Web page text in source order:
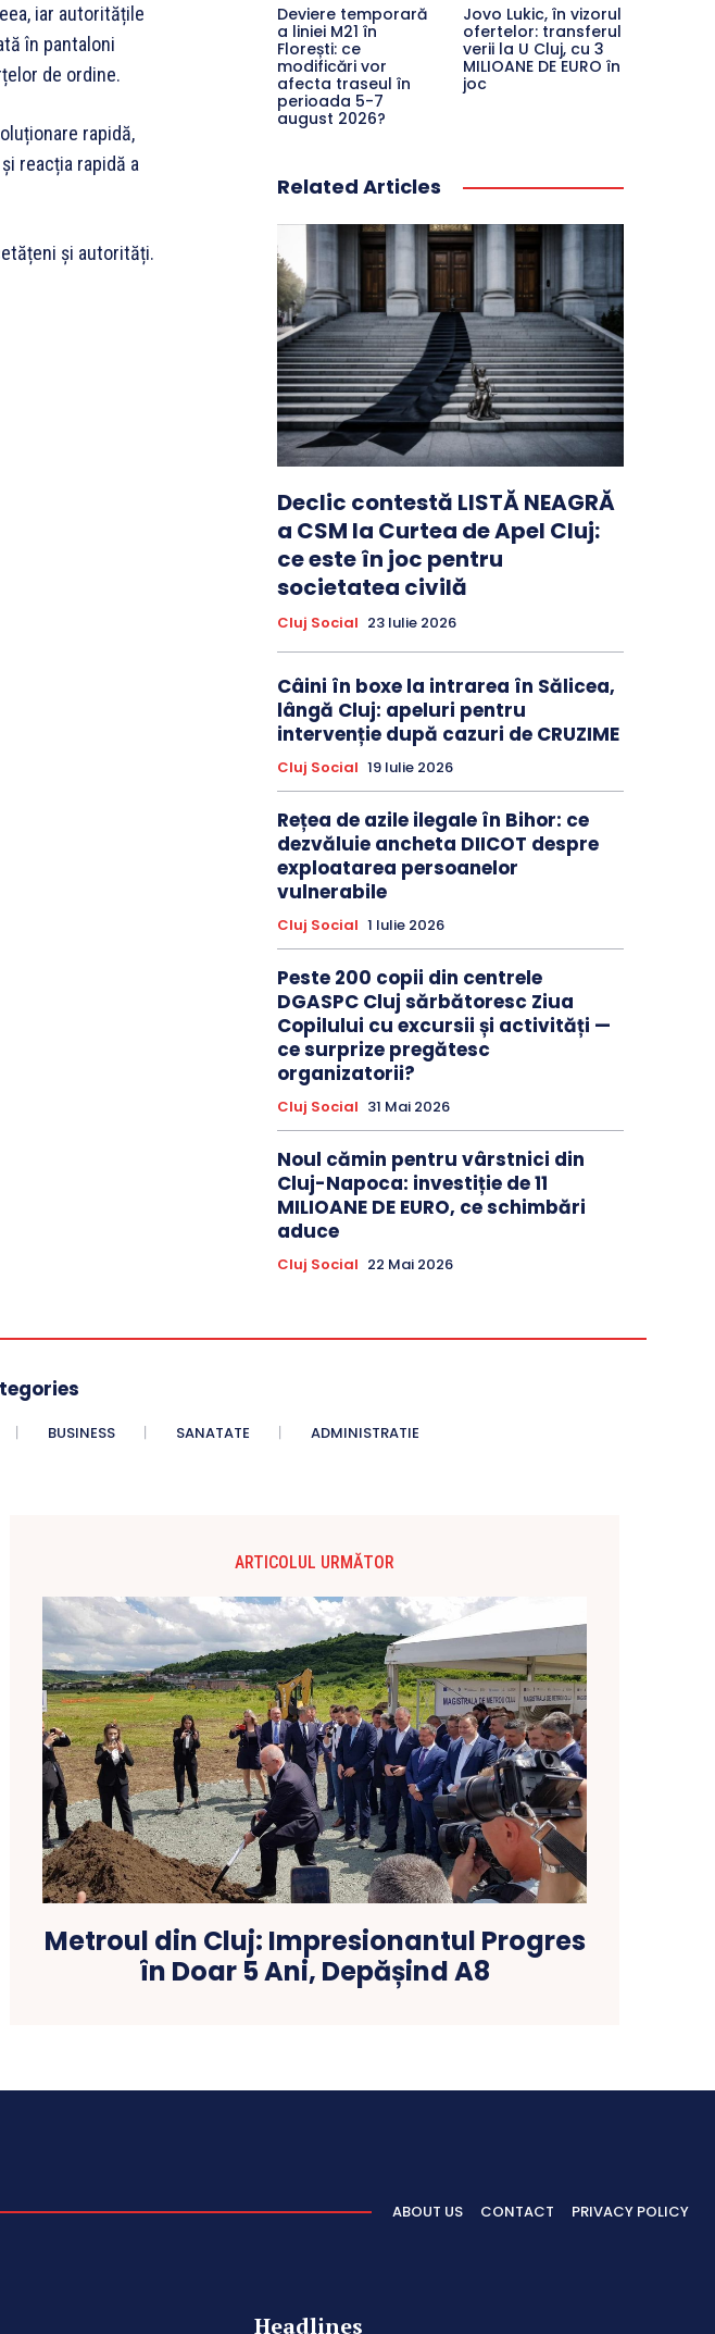
iar autoritățile
în pantaloni
de ordine.
rapidă,
reacția rapidă a
și autorități.
Deviere temporară
a liniei M21 în
Florești: ce
modificări vor
afecta traseul în
perioada 5-7
august 2026?
Jovo Lukic, în vizorul
ofertelor: transferul
verii la U Cluj, cu 3
MILIOANE DE EURO în
joc
Related Articles
Declic contestă LISTĂ NEAGRĂ
a CSM la Curtea de Apel Cluj:
ce este în joc pentru
societatea civilă
Cluj Social 23 Iulie 2026
Câini în boxe la intrarea în Sălicea,
lângă Cluj: apeluri pentru
intervenție după cazuri de CRUZIME
Cluj Social 19 Iulie 2026
Rețea de azile ilegale în Bihor: ce
dezvăluie ancheta DIICOT despre
exploatarea persoanelor
vulnerabile
Cluj Social 1 Iulie 2026
Peste 200 copii din centrele
DGASPC Cluj sărbătoresc Ziua
Copilului cu excursii și activități —
ce surprize pregătesc
organizatorii?
Cluj Social 31 Mai 2026
Noul cămin pentru vârstnici din
Cluj-Napoca: investiție de 11
MILIOANE DE EURO, ce schimbări
aduce
Cluj Social 22 Mai 2026
BUSINESS SANATATE ADMINISTRATIE
ARTICOLUL URMĂTOR
Metroul din Cluj: Impresionantul Progres
în Doar 5 Ani, Depășind A8
ABOUT US CONTACT PRIVACY POLICY
Headlines